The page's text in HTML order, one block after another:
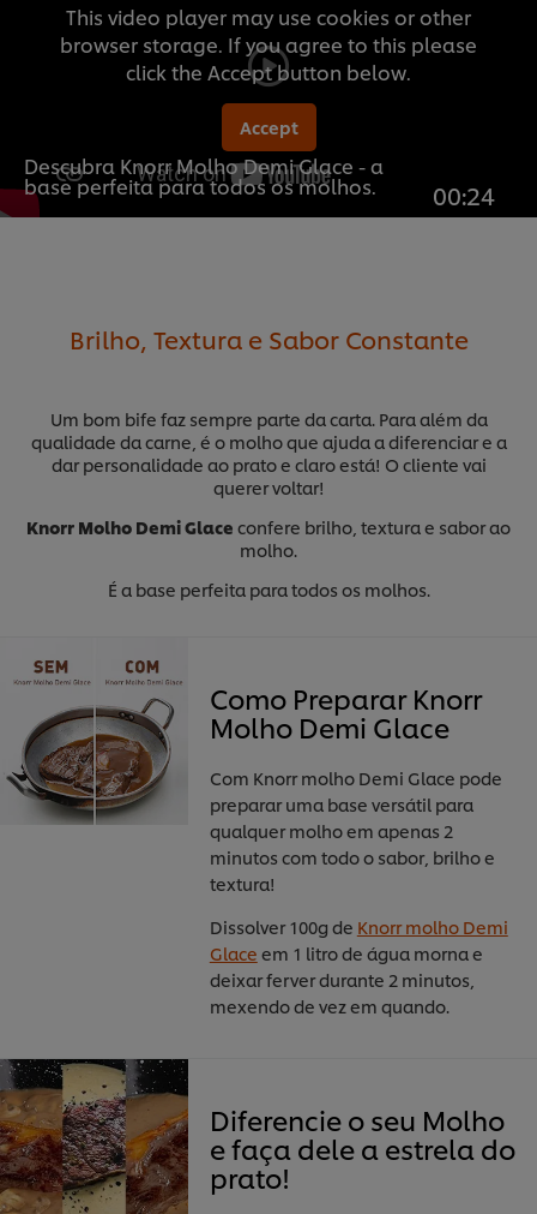
This video player may use cookies or other
browser storage. If you agree to this please
click the Accept button below.
Accept
Descubra Knorr Molho Demi Glace - a
base perfeita para todos os molhos. 00:24
Brilho, Textura e Sabor Constante
Um bom bife faz sempre parte da carta. Para além da
qualidade da carne, é o molho que ajuda a diferenciar e a
dar personalidade ao prato e claro está! O cliente vai
querer voltar!
Knorr Molho Demi Glace confere brilho, textura e sabor ao
molho.
É a base perfeita para todos os molhos.
Como Preparar Knorr
Molho Demi Glace
Com Knorr molho Demi Glace pode
preparar uma base versátil para
qualquer molho em apenas 2
minutos com todo o sabor, brilho e
textura!
Dissolver 100g de Knorr molho Demi
Glace em 1 litro de água morna e
deixar ferver durante 2 minutos,
mexendo de vez em quando.
Diferencie o seu Molho
e faça dele a estrela do
prato!